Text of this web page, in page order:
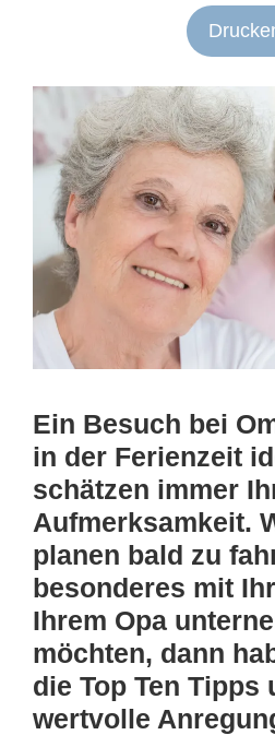
Ein Besuch bei
in der Ferienzeit
schätzen immer
Aufmerksamkeit.
planen bald zu
besonderes mit
Ihrem Opa
möchten, dann
die Top Ten Tipps
wertvolle